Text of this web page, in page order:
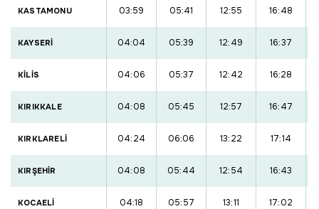
KASTAMONU 03:59 05:41 12:55 16:48
KAYSERİ 04:04 05:39 12:49 16:37
KİLİS 04:06 05:37 12:42 16:28
KIRIKKALE 04:08 05:45 12:57 16:47
KIRKLARELİ 04:24 06:06 13:22 17:14
KIRŞEHİR 04:08 05:44 12:54 16:43
KOCAELİ 04:18 05:57 13:11 17:02